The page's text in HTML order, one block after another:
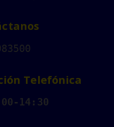
Telefónica
14:30